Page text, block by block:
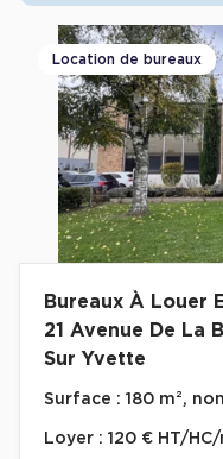
Achat de Commerces
Achat de Commerces
Achat de Commerces
Achat de Commerces
Achat de Commerces
Bureaux privés
Location de bureaux
Bureaux À Louer
21 Avenue De La
Sur Yvette
Surface : 180 m²,
Loyer : 120 € HT/